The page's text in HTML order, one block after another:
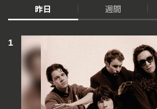
昨日 週間